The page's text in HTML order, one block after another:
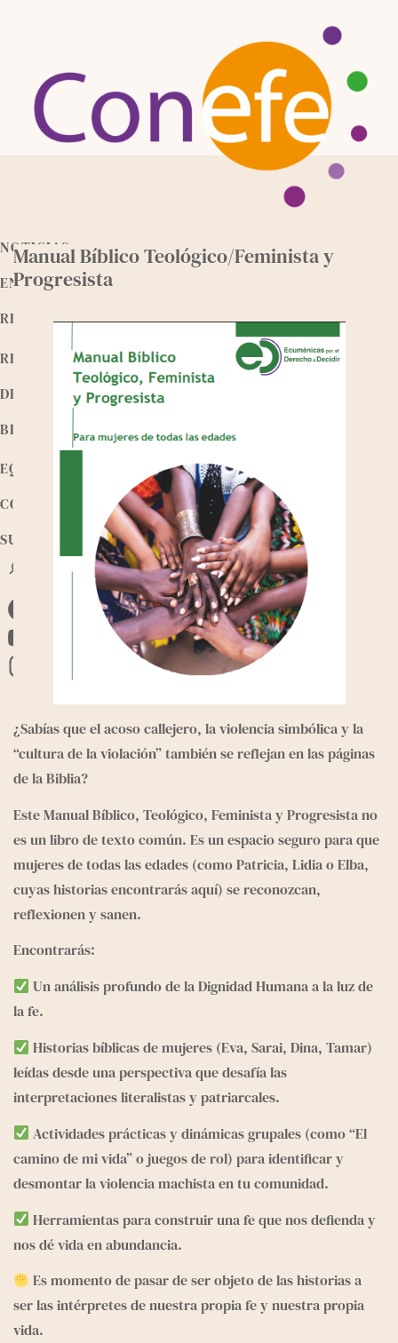
NOTICIAS
ENTREVISTAS
RECURSOS
RELEEMOS
DEVOCIONALES
BIBLIOTECA
EQUIPO
CONTACTO
SUMATE
Manual Bíblico Teológico/Feminista y
Progresista
¿Sabías que el acoso callejero, la violencia simbólica y la
“cultura de la violación” también se reflejan en las páginas
de la Biblia?
Este Manual Bíblico, Teológico, Feminista y Progresista no
es un libro de texto común. Es un espacio seguro para que
mujeres de todas las edades (como Patricia, Lidia o Elba,
cuyas historias encontrarás aquí) se reconozcan,
reflexionen y sanen.
Encontrarás:
Un análisis profundo de la Dignidad Humana a la luz de
la fe.
Historias bíblicas de mujeres (Eva, Sarai, Dina, Tamar)
leídas desde una perspectiva que desafía las
interpretaciones literalistas y patriarcales.
Actividades prácticas y dinámicas grupales (como “El
camino de mi vida” o juegos de rol) para identificar y
desmontar la violencia machista en tu comunidad.
Herramientas para construir una fe que nos defienda y
nos dé vida en abundancia.
Es momento de pasar de ser objeto de las historias a
ser las intérpretes de nuestra propia fe y nuestra propia
vida.